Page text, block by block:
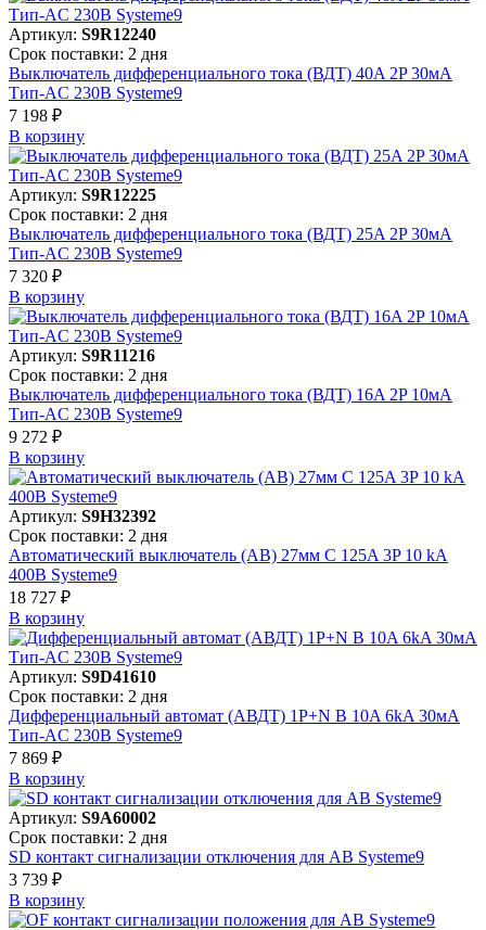
Артикул: S9R12240
Срок поставки: 2 дня
Выключатель дифференциального тока (ВДТ) 40A 2P 30мА
Тип-AC 230В Systeme9
7 198 ₽
В корзинy
Артикул: S9R12225
Срок поставки: 2 дня
Выключатель дифференциального тока (ВДТ) 25A 2P 30мА
Тип-AC 230В Systeme9
7 320 ₽
В корзинy
Артикул: S9R11216
Срок поставки: 2 дня
Выключатель дифференциального тока (ВДТ) 16A 2P 10мА
Тип-AC 230В Systeme9
9 272 ₽
В корзинy
Артикул: S9H32392
Срок поставки: 2 дня
Автоматический выключатель (АВ) 27мм C 125A 3P 10 kA
400В Systeme9
18 727 ₽
В корзинy
Артикул: S9D41610
Срок поставки: 2 дня
Дифференциальный автомат (АВДТ) 1P+N B 10A 6kA 30мА
Тип-AC 230В Systeme9
7 869 ₽
В корзинy
Артикул: S9A60002
Срок поставки: 2 дня
SD контакт сигнализации отключения для АВ Systeme9
3 739 ₽
В корзинy